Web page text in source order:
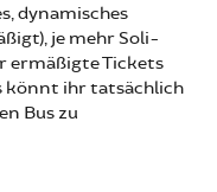
dynamisches
je mehr Soli-
ermäßigte Tickets
könnt ihr tatsächlich
Bus zu